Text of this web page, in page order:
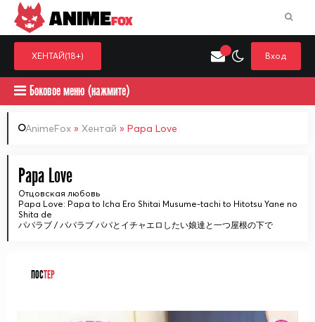
Выберите одну категорию для поиска
ANIMEFOX
ХЕНТАЙ(18+) Вход
Боковое меню (нажмите)
AnimeFox » Хентай » Papa Love
Papa Love
Отцовская любовь
Papa Love: Papa to Icha Ero Shitai Musume-tachi to Hitotsu Yane no
Shita de
パパラブ / パパラブ パパとイチャエロしたい娘達と一つ屋根の下で
ПОСТЕР